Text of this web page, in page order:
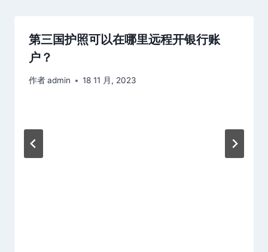
第三国护照可以在哪里远程开银行账
户？
作者admin 18 11 月, 2023